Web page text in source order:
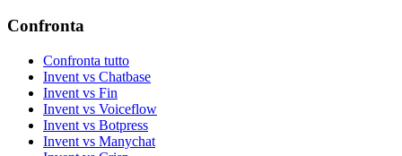
Confronta
Confronta tutto
Invent vs Chatbase
Invent vs Fin
Invent vs Voiceflow
Invent vs Botpress
Invent vs Manychat